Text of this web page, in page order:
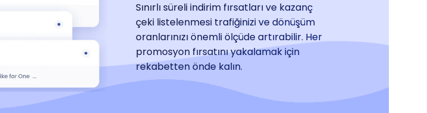
Sınırlı süreli indirim fırsatları ve kazanç
çeki listelenmesi trafiğinizi ve dönüşüm
oranlarınızı önemli ölçüde artırabilir. Her
promosyon fırsatını yakalamak için
rekabetten önde kalın.